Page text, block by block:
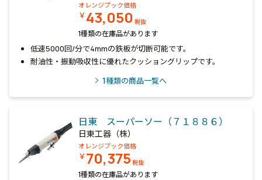
オレンジブック価格
￥43,050 税抜
1種類の在庫品があります
低速5000回/分で4mmの鉄板が切断可能です。
耐油性・振動吸収性に優れたクッショングリップです。
1種類の商品一覧へ
日東 スーパーソー（７１８８６）
日東工器（株）
オレンジブック価格
￥70,375 税抜
1種類の在庫品があります